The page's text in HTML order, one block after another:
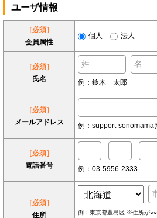
ユーザ情報
［必須］
会員属性
個人 法人
［必須］
氏名
例：鈴木 太郎
［必須］
メールアドレス
例：support-
［必須］
電話番号
− −
例：03-5956-2333
［必須］
住所
例：東京都豊島区 ※住所が○○